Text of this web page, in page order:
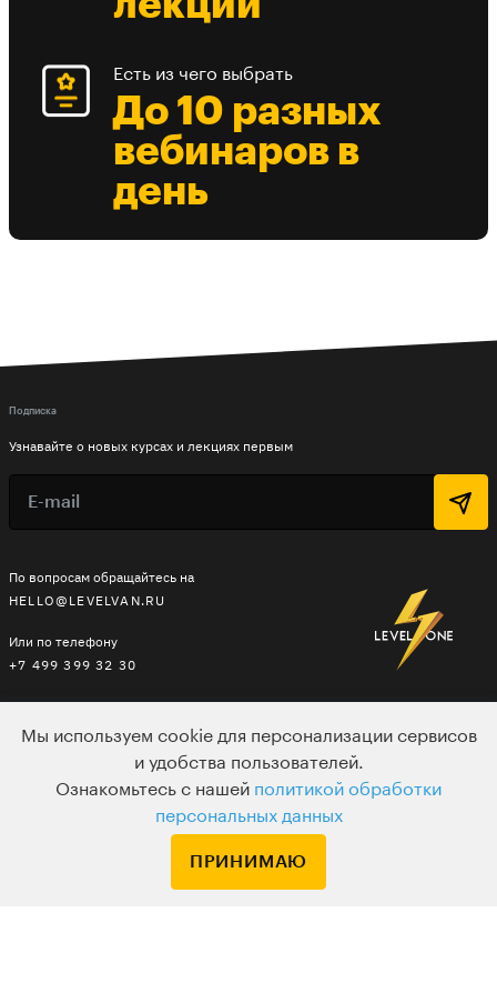
Есть из чего выбрать
До 10 разных
вебинаров в
день
По вопросам обращайтесь на
HELLO@LEVELVAN.RU
Или по телефону
+7 499 399 32 30
LEVEL ONE
Подписка
Узнавайте о новых курсах и лекциях первым
Мы используем cookie для персонализации сервисов
и удобства пользователей.
Ознакомьтесь с нашей политикой обработки
персональных данных
ПРИНИМАЮ